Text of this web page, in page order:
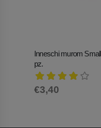
Inneschi murom
pz.
€3,40